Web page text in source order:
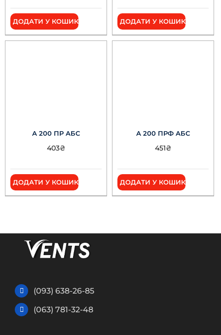
ДОДАТИ У КОШИК ДОДАТИ У КОШИК
А 200 ПР АБС
403₴
ДОДАТИ У КОШИК
А 200 ПРФ АБС
451₴
ДОДАТИ У КОШИК
(093) 638-26-85
(063) 781-32-48